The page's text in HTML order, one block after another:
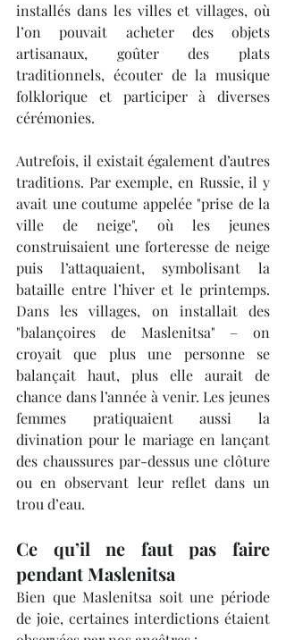
installés dans les villes et villages, où
l’on pouvait acheter des objets
artisanaux, goûter des plats
traditionnels, écouter de la musique
folklorique et participer à diverses
cérémonies.
Autrefois, il existait également d’autres
traditions. Par exemple, en Russie, il y
avait une coutume appelée "prise de la
ville de neige", où les jeunes
construisaient une forteresse de neige
puis l’attaquaient, symbolisant la
bataille entre l’hiver et le printemps.
Dans les villages, on installait des
"balançoires de Maslenitsa" – on
croyait que plus une personne se
balançait haut, plus elle aurait de
chance dans l’année à venir. Les jeunes
femmes pratiquaient aussi la
divination pour le mariage en lançant
des chaussures par-dessus une clôture
ou en observant leur reflet dans un
trou d’eau.
Ce qu’il ne faut pas faire
pendant Maslenitsa
Bien que Maslenitsa soit une période
de joie, certaines interdictions étaient